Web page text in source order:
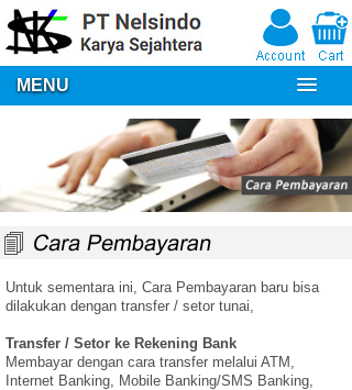
MENU
Untuk sementara ini, Cara Pembayaran baru bisa
dilakukan dengan transfer / setor tunai,
Transfer / Setor ke Rekening Bank
Membayar dengan cara transfer melalui ATM,
Internet Banking, Mobile Banking/SMS Banking,